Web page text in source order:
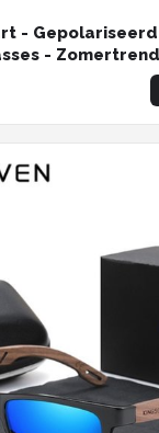
-
- Zomertrend